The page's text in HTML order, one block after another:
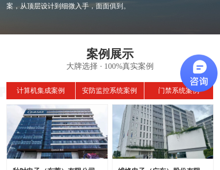
案，从顶层设计到细微入手，面面俱到。
案例展示
大牌选择 · 100%真实案例
计算机集成案例 安防监控系统案例 门禁系统案例